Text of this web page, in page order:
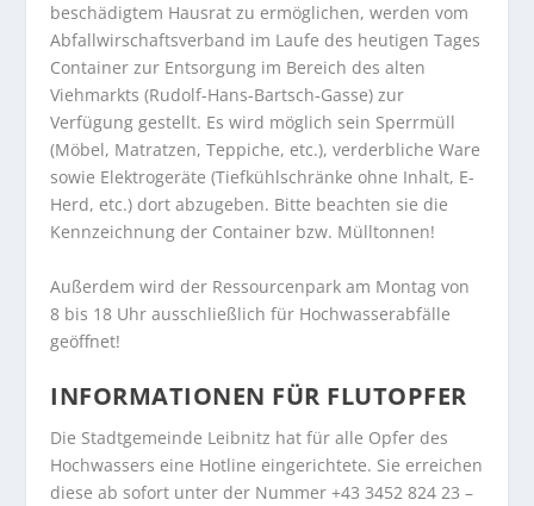
beschädigtem Hausrat zu ermöglichen, werden vom
Abfallwirschaftsverband im Laufe des heutigen Tages
Container zur Entsorgung im Bereich des alten
Viehmarkts (Rudolf-Hans-Bartsch-Gasse) zur
Verfügung gestellt. Es wird möglich sein Sperrmüll
(Möbel, Matratzen, Teppiche, etc.), verderbliche Ware
sowie Elektrogeräte (Tiefkühlschränke ohne Inhalt, E-
Herd, etc.) dort abzugeben. Bitte beachten sie die
Kennzeichnung der Container bzw. Mülltonnen!
Außerdem wird der Ressourcenpark am Montag von
8 bis 18 Uhr ausschließlich für Hochwasserabfälle
geöffnet!
INFORMATIONEN FÜR FLUTOPFER
Die Stadtgemeinde Leibnitz hat für alle Opfer des
Hochwassers eine Hotline eingerichtete. Sie erreichen
diese ab sofort unter der Nummer +43 3452 824 23 –